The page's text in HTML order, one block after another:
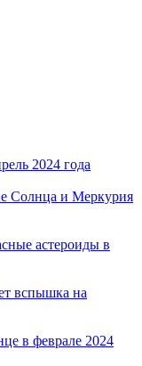
2024 года
Солнца и Меркурия
астероиды в
вспышка на
в феврале 2024